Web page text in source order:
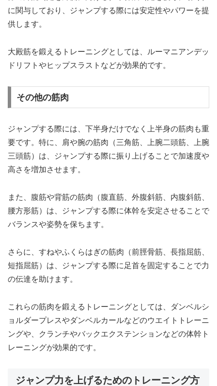
に関与しており、ジャンプする際には安定性やパワーを提
供します。
大殿筋を鍛えるトレーニングとしては、ルーマニアンデッ
ドリフトやヒップスラストなどが効果的です。
その他の筋肉
ジャンプする際には、下半身だけでなく上半身の筋肉も重
要です。特に、肩や腕の筋肉（三角筋、上腕二頭筋、上腕
三頭筋）は、ジャンプする際に振り上げることで加速度や
高さを増加させます。
また、腹筋や背筋の筋肉（腹直筋、外腹斜筋、内腹斜筋、
腰方形筋）は、ジャンプする際に体幹を安定させることで
バランスや姿勢を保ちます。
さらに、すねやふくらはぎの筋肉（前脛骨筋、長指屈筋、
短指屈筋）は、ジャンプする際に足首を固定することで力
の伝達を助けます。
これらの筋肉を鍛えるトレーニングとしては、ダンベルシ
ョルダープレスやダンベルカールなどのウエイトトレーニ
ングや、クランチやバックエクステンションなどの体幹ト
レーニングが効果的です。
ジャンプ力を上げるためのトレーニング方